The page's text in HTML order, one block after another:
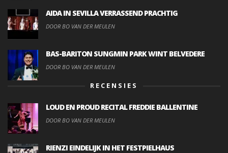
AIDA IN SEVILLA VERRASSEND PRACHTIG
DOOR BO VAN DER MEULEN
BAS-BARITON SUNGMIN PARK WINT BELVEDERE
DOOR BO VAN DER MEULEN
RECENSIES
LOUD EN PROUD RECITAL FREDDIE BALLENTINE
DOOR BO VAN DER MEULEN
RIENZI EINDELIJK IN HET FESTPIELHAUS